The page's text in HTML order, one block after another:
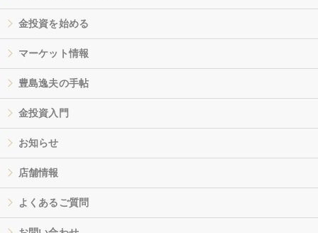
金投資を始める
マーケット情報
豊島逸夫の手帖
金投資入門
お知らせ
店舗情報
よくあるご質問